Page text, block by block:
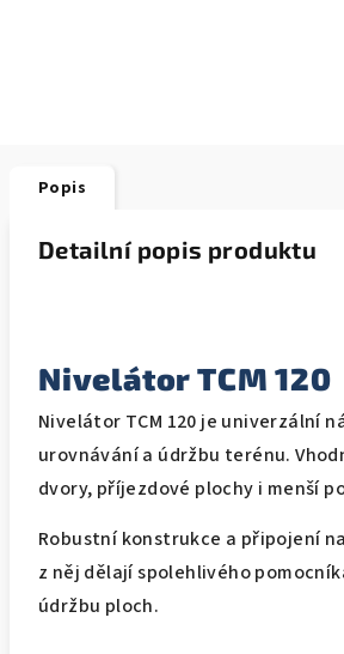
Popis
Detailní popis produktu
Nivelátor TCM 120
Nivelátor TCM 120 je univerzální
urovnávání a údržbu terénu.
dvory, příjezdové plochy i menší
Robustní konstrukce a připojení
z něj dělají spolehlivého
údržbu ploch.